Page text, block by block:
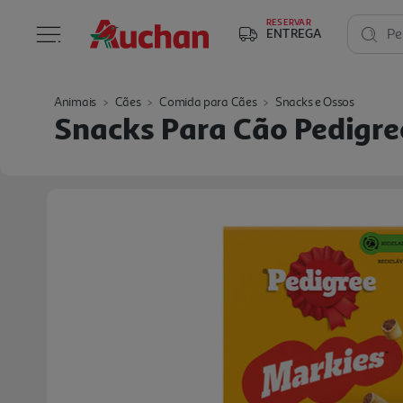
RESERVAR
ENTREGA
Animais Cães Comida para Cães Snacks e Ossos
Snacks Para Cão